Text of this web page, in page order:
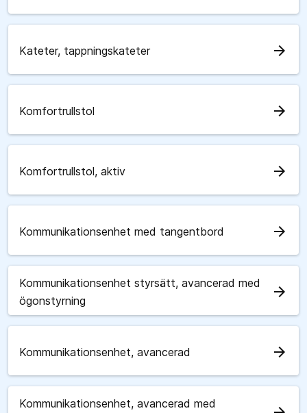
Kateter, tappningskateter arrow_forward
Komfortrullstol arrow_forward
Komfortrullstol, aktiv arrow_forward
Kommunikationsenhet med tangentbord arrow_forward
Kommunikationsenhet styrsätt, avancerad med
ögonstyrning
arrow_forward
Kommunikationsenhet, avancerad arrow_forward
Kommunikationsenhet, avancerad med